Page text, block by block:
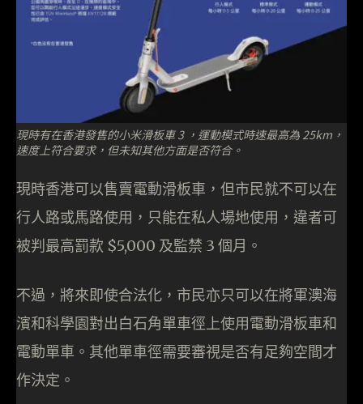
現時有在香港發售的小米滑板車 3 ，運動模式時速最高為 25km，
速度上符合要求，但未知其他方面是否符合。
現時香港可以售賣電動滑板車，但市民就不可以在
行人路或馬路使用，只能在私人場地使用，違者可
被判最高罰款 $5,000 及監禁 3 個月。
不過，將來即使合法化，市民亦只可以在將軍澳海
濱和科學園對出白石角單車徑上使用電動滑板車和
電動單車。其他單車徑需要審視是否有足夠空間才
作決定。